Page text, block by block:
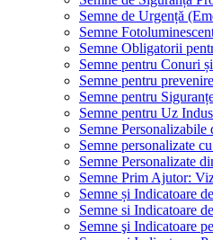
Semne de Urgență
Semne
Semne Obligatorii
Semne pentru Conuri
Semne pentru
Semne pentru
Semne pentru Uz
Semne Personalizabile
Semne personalizate
Semne Personalizate
Semne Prim Ajutor:
Semne și Indicatoare
Semne si Indicatoare
Semne şi Indicatoare